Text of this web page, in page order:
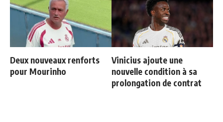
Deux nouveaux renforts
pour Mourinho
Vinicius ajoute une
nouvelle condition à sa
prolongation de contrat